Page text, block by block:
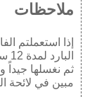
ملاحظات
إذا استعملتم
مبين في لائحة